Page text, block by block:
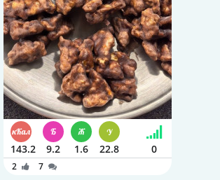
143.2 9.2 1.6 22.8 0
2 7